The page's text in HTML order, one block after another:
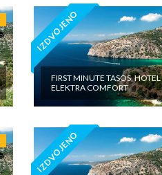
IZDVOJENO
FIRST MINUTE TASOS, HOTEL
ELEKTRA COMFORT
IZDVOJENO